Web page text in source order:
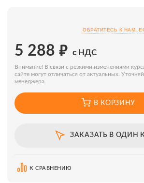
ОБРАТИТЕСЬ К НАМ,
5 288 ₽ с НДС
Внимание! В связи с резкими изменениями
сайте могут отличаться от актуальных.
менеджера
В КОРЗИНУ
ЗАКАЗАТЬ В ОДИН
К СРАВНЕНИЮ